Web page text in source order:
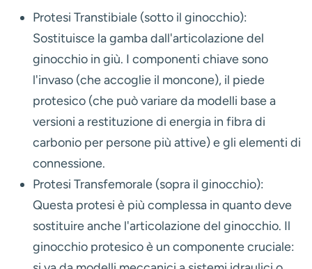
Protesi Transtibiale (sotto il ginocchio):
Sostituisce la gamba dall'articolazione del
ginocchio in giù. I componenti chiave sono
l'invaso (che accoglie il moncone), il piede
protesico (che può variare da modelli base a
versioni a restituzione di energia in fibra di
carbonio per persone più attive) e gli elementi di
connessione.
Protesi Transfemorale (sopra il ginocchio):
Questa protesi è più complessa in quanto deve
sostituire anche l'articolazione del ginocchio. Il
ginocchio protesico è un componente cruciale: